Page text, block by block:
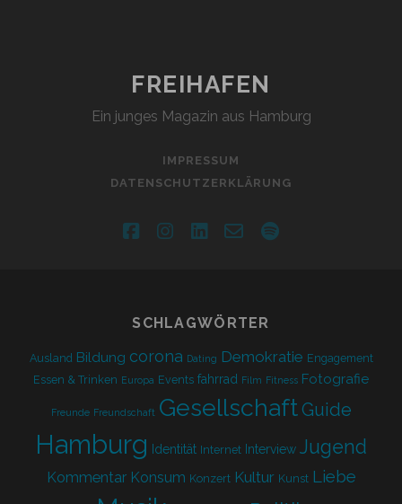
FREIHAFEN
Ein junges Magazin aus Hamburg
IMPRESSUM
DATENSCHUTZERKLÄRUNG
facebookinstagram
linkedin
email-spotify
SCHLAGWÖRTER
Ausland Bildung corona Dating Demokratie Engagement
Essen & Trinken Europa Events fahrrad Film Fitness Fotografie
Freunde Freundschaft GesellschaftGuide
Hamburg Identität Internet Interview Jugend
Kommentar Konsum Konzert Kultur Kunst Liebe